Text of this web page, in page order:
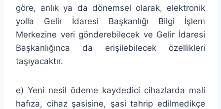
göre, anlık ya da dönemsel olarak, elektronik
yolla Gelir İdaresi Başkanlığı Bilgi İşlem
Merkezine veri gönderebilecek ve Gelir İdaresi
Başkanlığınca da erişilebilecek özellikleri
taşıyacaktır.
e) Yeni nesil ödeme kaydedici cihazlarda mali
hafıza, cihaz şasisine, şasi tahrip edilmedikçe